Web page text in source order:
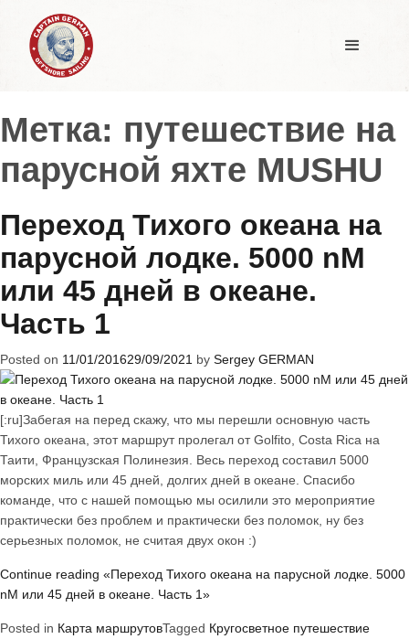
Метка: путешествие на
парусной яхте MUSHU
Переход Тихого океана на
парусной лодке. 5000 nM
или 45 дней в океане.
Часть 1
Posted on 11/01/201629/09/2021 by Sergey GERMAN
[:ru]Забегая на перед скажу, что мы перешли основную часть
Тихого океана, этот маршрут пролегал от Golfito, Costa Rica на
Таити, Французская Полинезия. Весь переход составил 5000
морских миль или 45 дней, долгих дней в океане. Спасибо
команде, что с нашей помощью мы осилили это мероприятие
практически без проблем и практически без поломок, ну без
серьезных поломок, не считая двух окон :)
Continue reading «Переход Тихого океана на парусной лодке. 5000
nM или 45 дней в океане. Часть 1»
Posted in Карта маршрутовTagged Кругосветное путешествие